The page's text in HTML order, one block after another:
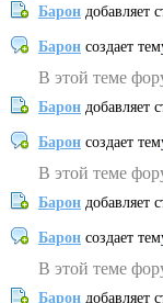
Барон добавляет
Барон создает
В этой теме
Барон добавляет
Барон создает
В этой теме
Барон добавляет
Барон создает
В этой теме
Барон добавляет